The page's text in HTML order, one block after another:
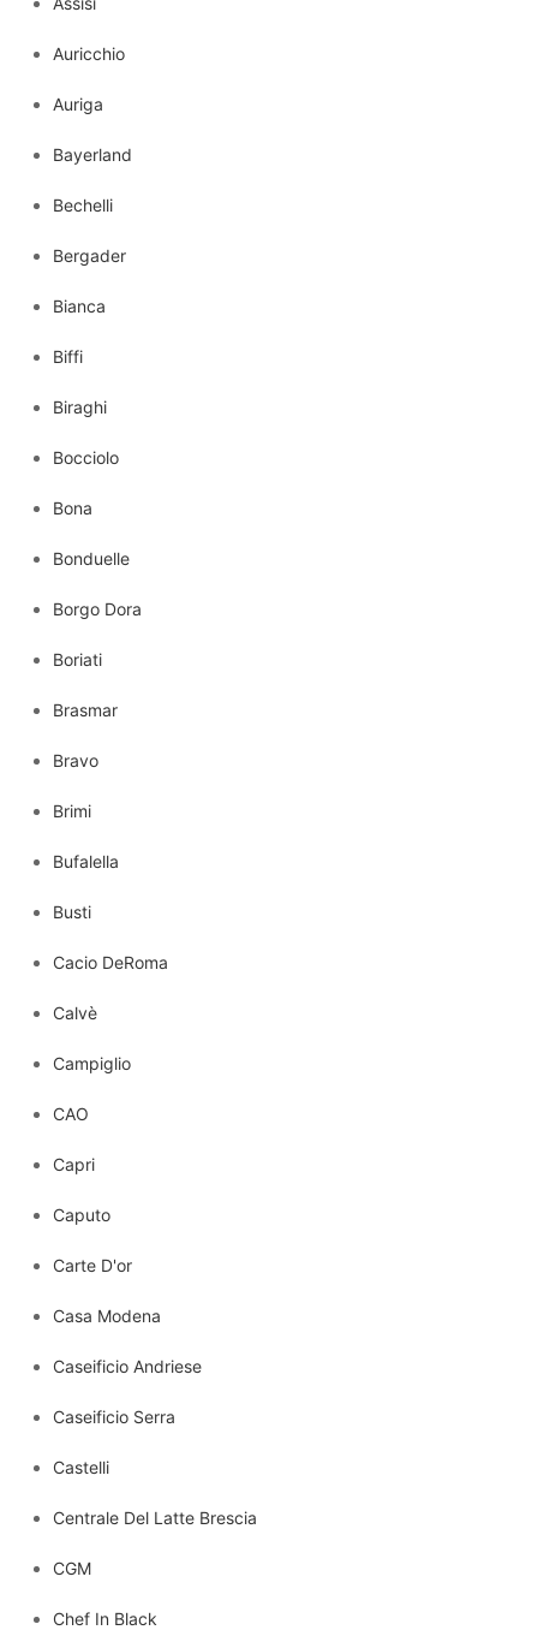
Auricchio
Auriga
Bayerland
Bechelli
Bergader
Bianca
Biffi
Biraghi
Bocciolo
Bona
Bonduelle
Borgo Dora
Boriati
Brasmar
Bravo
Brimi
Bufalella
Busti
Cacio DeRoma
Calvè
Campiglio
CAO
Capri
Caputo
Carte D'or
Casa Modena
Caseificio Andriese
Caseificio Serra
Castelli
Centrale Del Latte Brescia
CGM
Chef In Black